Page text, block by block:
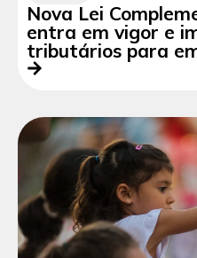
Nova Lei
entra em vigor e
tributários para